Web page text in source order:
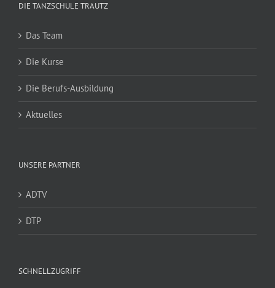
DIE TANZSCHULE TRAUTZ
Das Team
Die Kurse
Die Berufs-Ausbildung
Aktuelles
UNSERE PARTNER
ADTV
DTP
SCHNELLZUGRIFF